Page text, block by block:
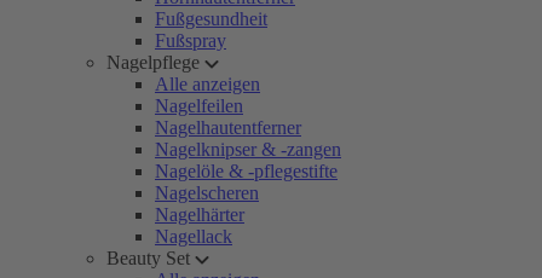
Fußgesundheit
Fußspray
Nagelpflege
Alle anzeigen
Nagelfeilen
Nagelhautentferner
Nagelknipser & -zangen
Nagelöle & -pflegestifte
Nagelscheren
Nagelhärter
Nagellack
Beauty Set